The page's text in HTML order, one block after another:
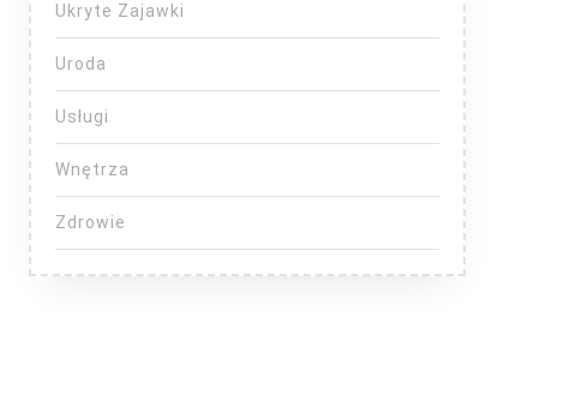
Ukryte Zajawki
Uroda
Usługi
Wnętrza
Zdrowie